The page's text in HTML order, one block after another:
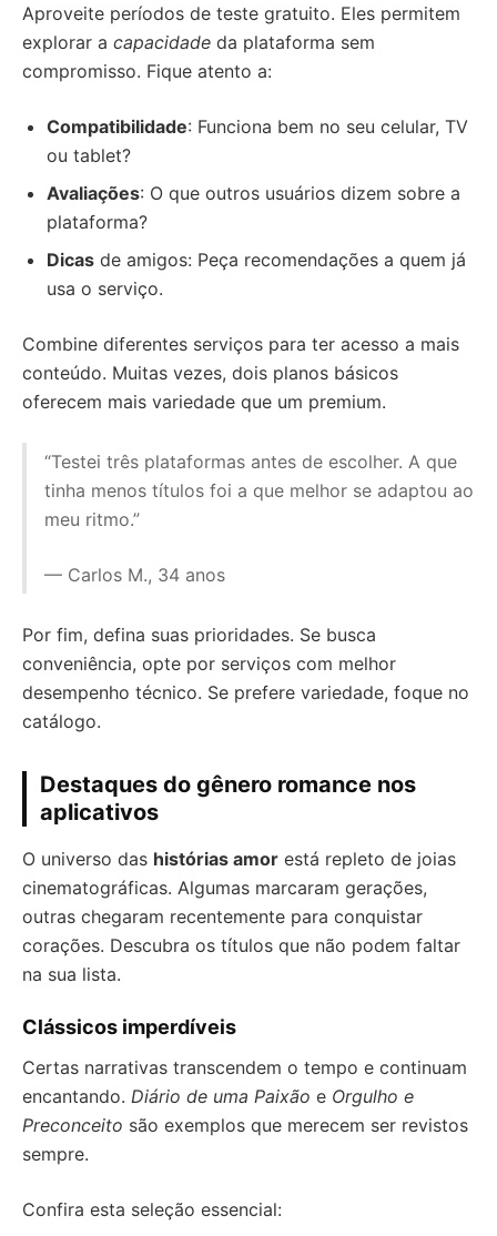
Aproveite períodos de teste gratuito. Eles permitem
explorar a capacidade da plataforma sem
compromisso. Fique atento a:
Compatibilidade: Funciona bem no seu celular, TV
ou tablet?
Avaliações: O que outros usuários dizem sobre a
plataforma?
Dicas de amigos: Peça recomendações a quem já
usa o serviço.
Combine diferentes serviços para ter acesso a mais
conteúdo. Muitas vezes, dois planos básicos
oferecem mais variedade que um premium.
“Testei três plataformas antes de escolher. A que
tinha menos títulos foi a que melhor se adaptou ao
meu ritmo.”
— Carlos M., 34 anos
Por fim, defina suas prioridades. Se busca
conveniência, opte por serviços com melhor
desempenho técnico. Se prefere variedade, foque no
catálogo.
Destaques do gênero romance nos
aplicativos
O universo das histórias amor está repleto de joias
cinematográficas. Algumas marcaram gerações,
outras chegaram recentemente para conquistar
corações. Descubra os títulos que não podem faltar
na sua lista.
Clássicos imperdíveis
Certas narrativas transcendem o tempo e continuam
encantando. Diário de uma Paixão e Orgulho e
Preconceito são exemplos que merecem ser revistos
sempre.
Confira esta seleção essencial: